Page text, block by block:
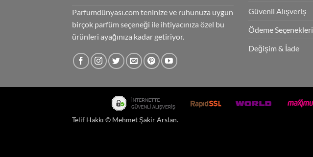
Parfumdünyası.com teninize ve ruhunuza uygun
birçok parfüm seçeneği ile ihtiyacınıza özel bu
ürünleri ayağınıza kadar getiriyor.
Güvenli Alışveriş
Ödeme Seçenekleri
Değişim & İade
Telif Hakkı © Mehmet Şakir Arslan.